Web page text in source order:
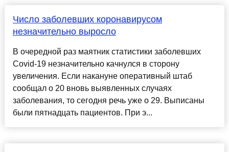
Число заболевших коронавирусом
незначительно выросло
В очередной раз маятник статистики заболевших
Covid-19 незначительно качнулся в сторону
увеличения. Если накануне оперативный штаб
сообщал о 20 вновь выявленных случаях
заболевания, то сегодня речь уже о 29. Выписаны
были пятнадцать пациентов. При э...